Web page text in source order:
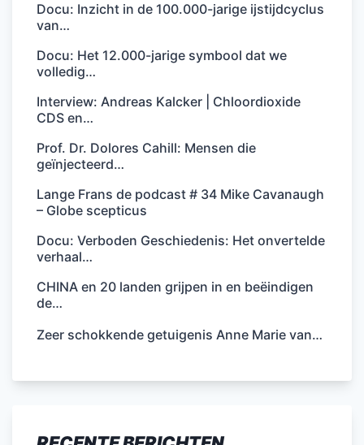
Docu: Inzicht in de 100.000-jarige ijstijdcyclus
van…
Docu: Het 12.000-jarige symbool dat we
volledig…
Interview: Andreas Kalcker | Chloordioxide
CDS en…
Prof. Dr. Dolores Cahill: Mensen die
geïnjecteerd…
Lange Frans de podcast # 34 Mike Cavanaugh
– Globe scepticus
Docu: Verboden Geschiedenis: Het onvertelde
verhaal…
CHINA en 20 landen grijpen in en beëindigen
de…
Zeer schokkende getuigenis Anne Marie van…